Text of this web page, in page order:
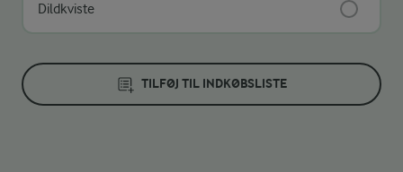
Dildkviste
TILFØJ TIL INDKØBSLISTE